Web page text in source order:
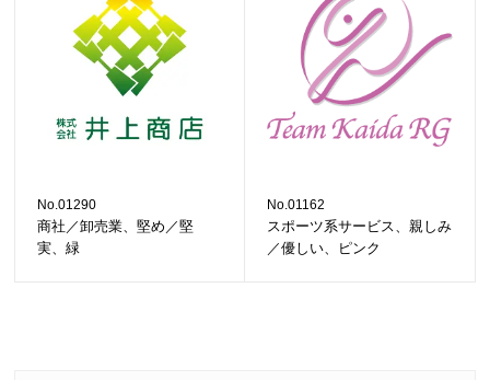
No.01290
商社／卸売業、堅め／堅
実、緑
No.01162
スポーツ系サービス、親しみ
／優しい、ピンク